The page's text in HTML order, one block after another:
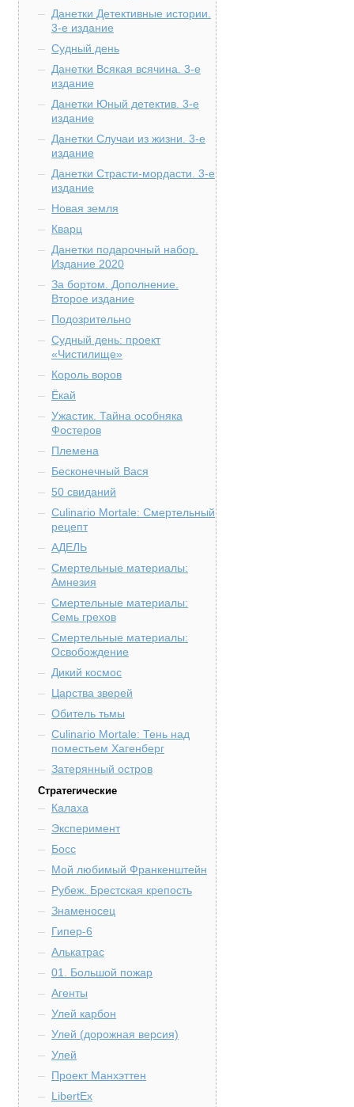
Данетки Детективные истории.
3-е издание
Судный день
Данетки Всякая всячина. 3-е
издание
Данетки Юный детектив. 3-е
издание
Данетки Случаи из жизни. 3-е
издание
Данетки Страсти-мордасти. 3-е
издание
Новая земля
Кварц
Данетки подарочный набор.
Издание 2020
За бортом. Дополнение.
Второе издание
Подозрительно
Судный день: проект
«Чистилище»
Король воров
Ёкай
Ужастик. Тайна особняка
Фостеров
Племена
Бесконечный Вася
50 свиданий
Culinario Mortale: Смертельный
рецепт
АДЕЛЬ
Смертельные материалы:
Амнезия
Смертельные материалы:
Семь грехов
Смертельные материалы:
Освобождение
Дикий космос
Царства зверей
Обитель тьмы
Culinario Mortale: Тень над
поместьем Хагенберг
Затерянный остров
Стратегические
Калаха
Эксперимент
Босс
Мой любимый Франкенштейн
Рубеж. Брестская крепость
Знаменосец
Гипер-6
Алькатрас
01. Большой пожар
Агенты
Улей карбон
Улей (дорожная версия)
Улей
Проект Манхэттен
LibertEx